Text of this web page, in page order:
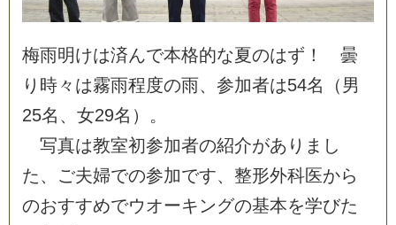
梅雨明けは済んで本格的な夏のはず ！
曇
り 時々 は霧雨程度の雨、 参加者は54名 （ 男
25名 、 女29名 ） 。
写真は教室初参加者の紹介があ り ま し
た、 ご夫婦での参加です、 整形外科医から
のおすすめでウオーキングの基本を学びた